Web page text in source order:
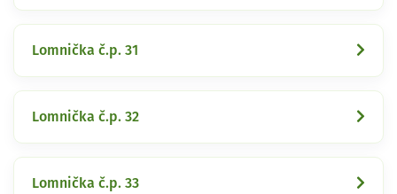
Lomnička č.p. 31
Lomnička č.p. 32
Lomnička č.p. 33